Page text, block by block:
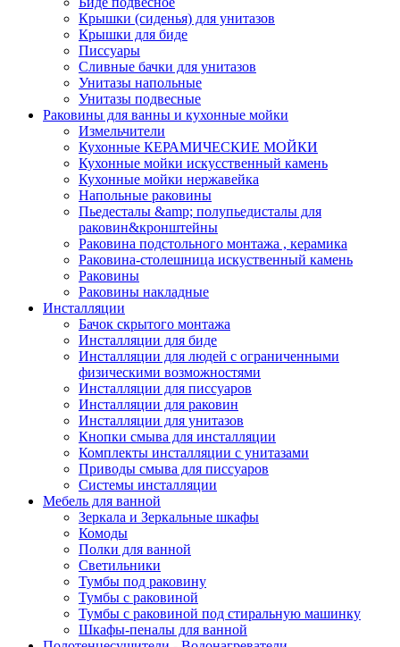
Крышки (сиденья) для унитазов
Крышки для биде
Писсуары
Сливные бачки для унитазов
Унитазы напольные
Унитазы подвесные
Раковины для ванны и кухонные мойки
Измельчители
Кухонные КЕРАМИЧЕСКИЕ МОЙКИ
Кухонные мойки искусственный камень
Кухонные мойки нержавейка
Напольные раковины
Пьедесталы &amp; полупьедисталы для
раковин&кронштейны
Раковина подстольного монтажа , керамика
Раковина-столешница искуственный камень
Раковины
Раковины накладные
Инсталляции
Бачок скрытого монтажа
Инсталляции для биде
Инсталляции для людей с ограниченными
физическими возможностями
Инсталляции для писсуаров
Инсталляции для раковин
Инсталляции для унитазов
Кнопки смыва для инсталляции
Комплекты инсталляции с унитазами
Приводы смыва для писсуаров
Системы инсталляции
Мебель для ванной
Зеркала и Зеркальные шкафы
Комоды
Полки для ванной
Светильники
Тумбы под раковину
Тумбы с раковиной
Тумбы с раковиной под стиральную машинку
Шкафы-пеналы для ванной